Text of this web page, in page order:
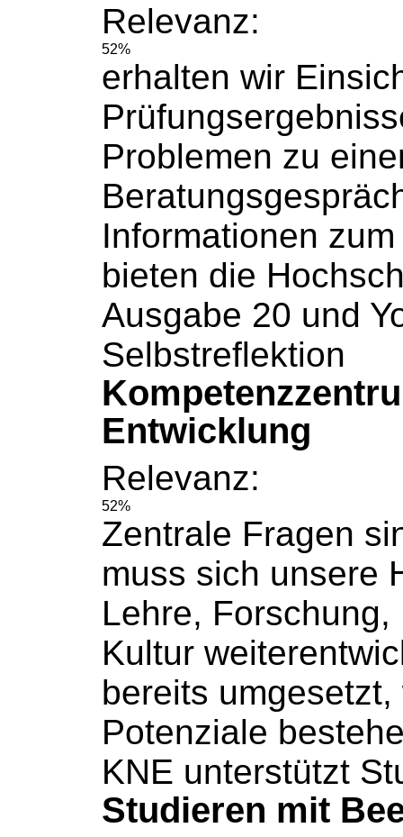
Relevanz:
52%
erhalten wir
Problemen zu
Informationen
bieten die
Ausgabe 20 und
Selbstreflektion
Entwicklung
Relevanz:
52%
Zentrale Fragen
muss sich unsere
Lehre,
Kultur
bereits umgesetzt,
Potenziale
KNE unterstützt
Studieren mit